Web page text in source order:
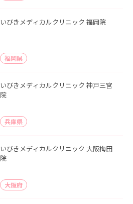
いびきメディカルクリニック 福岡院
福岡県
いびきメディカルクリニック 神戸三宮
院
兵庫県
いびきメディカルクリニック 大阪梅田
院
大阪府